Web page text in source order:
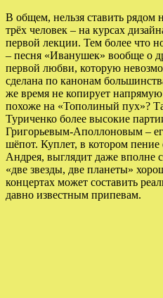
В общем, нельзя ставить рядом
трёх человек – на курсах
первой лекции. Тем более что
– песня «Иванушек» вообще о
первой любви, которую
сделана по канонам
же время не копирует
похоже на «Тополиный пух»?
Туриченко более высокие
Григорьевым-Аполлоновым –
шёпот. Куплет, в котором пение
Андрея, выглядит даже вполне
«две звезды, две планеты»
концертах может составить
давно известным припевам.